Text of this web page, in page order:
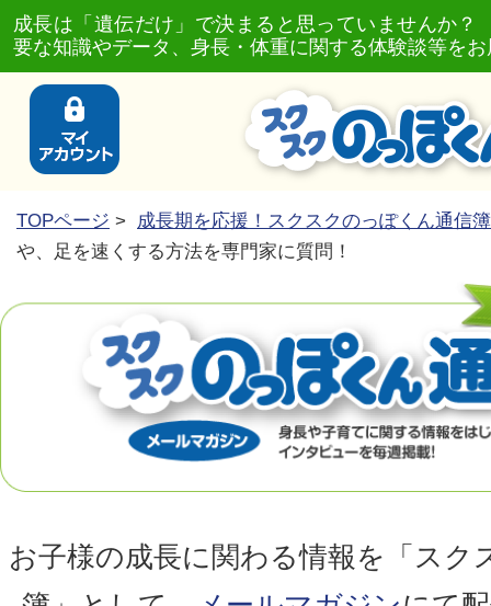
成長は「遺伝だけ」で決まると思っていませんか
要な知識やデータ、身長・体重に関する体験談等を
TOPページ > 成長期を応援！スクスクのっぽくん通信簿
や、足を速くする方法を専門家に質問！
お子様の成長に関わる情報を「スク